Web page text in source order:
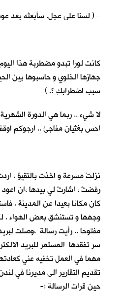
– ( لسنا على عجل. سأبعثه بعد
كانت لورا تبدو مضطربة هذا
جهازها الخلوي و حاسبوها بين
سبب اضطرابكِ ؟. )
لا شيء .. ربما هي الدورة
احس بغثيان مفاجئ .. ارجوكم
نزلتْ مسرعة و اخذت بالتقيؤ .
رفضتْ ، اشارتْ لي بيدها ،ان اعود
كان مكانا بعيدا عن المدينة .
وجهها و تستنشق بعض الهواء .
مفتوحا .. رأيت رسالة ،وصلت
سر تفقدها المستمر للبريد
مهما في العمل تخفيه عني
تقديم التقارير الى مديرنا في
حين قرات الرسالة :-